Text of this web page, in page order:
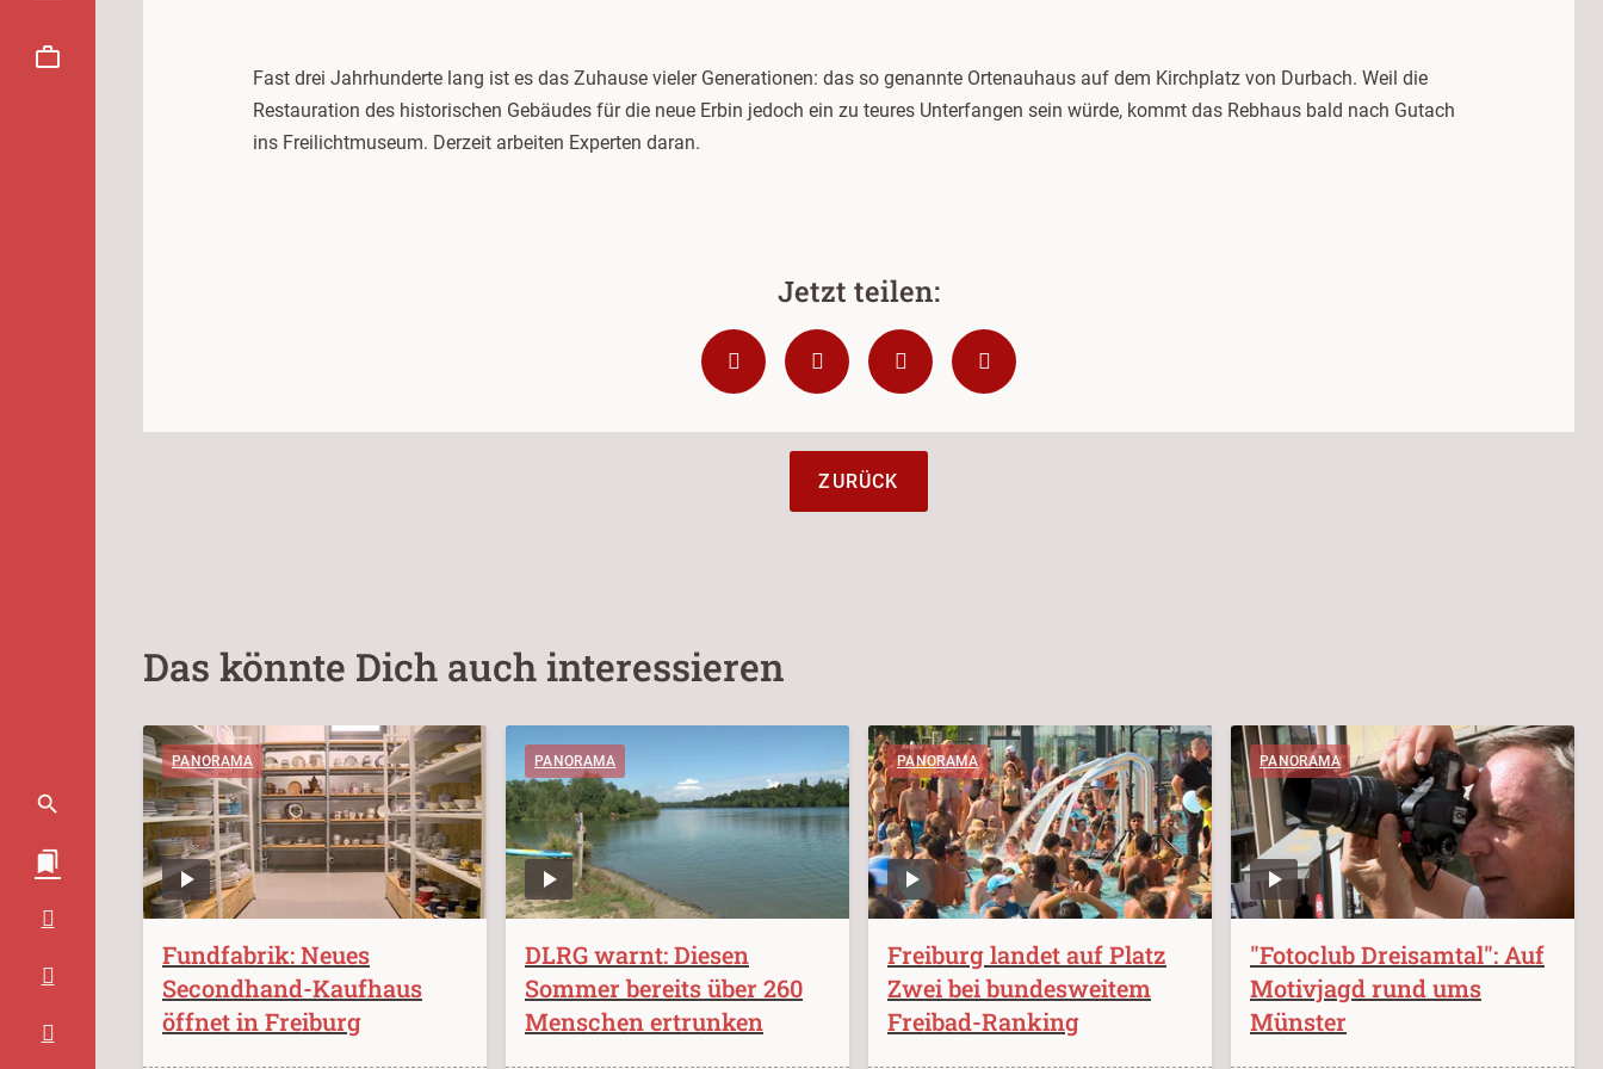
Fast drei Jahrhunderte lang ist es das Zuhause vieler Generationen: das so genannte Ortenauhaus auf dem Kirchplatz von Durbach. Weil die
Restauration des historischen Gebäudes für die neue Erbin jedoch ein zu teures Unterfangen sein würde, kommt das Rebhaus bald nach Gutach
ins Freilichtmuseum. Derzeit arbeiten Experten daran.
ZURÜCK
Das könnte Dich auch interessieren
PANORAMA
Fundfabrik: Neues
Secondhand-Kaufhaus
öffnet in Freiburg
PANORAMA
DLRG warnt: Diesen
Sommer bereits über 260
Menschen ertrunken
PANORAMA
Freiburg landet auf Platz
Zwei bei bundesweitem
Freibad-Ranking
PANORAMA
"Fotoclub Dreisamtal": Auf
Motivjagd rund ums
Münster